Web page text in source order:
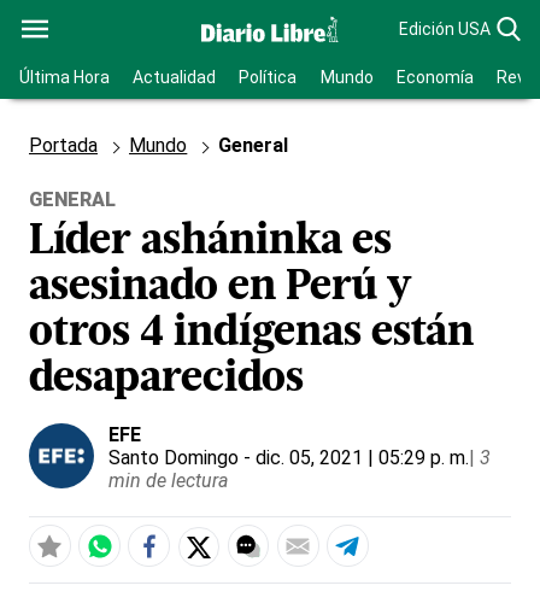
Edición USA
Última Hora Actualidad Política Mundo Economía
Portada Mundo General
GENERAL
Líder asháninka es
asesinado en Perú y
otros 4 indígenas están
desaparecidos
EFE
Santo Domingo - dic. 05, 2021 | 05:29 p. m.| 3
min de lectura